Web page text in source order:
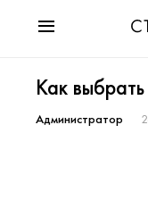
Мода
Звезды
Как
Администратор